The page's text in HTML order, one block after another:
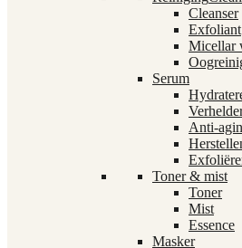
Cleanser
Exfoliant
Micellar
Serum
Anti-
Toner & mist
Toner
Mist
Essence
Masker